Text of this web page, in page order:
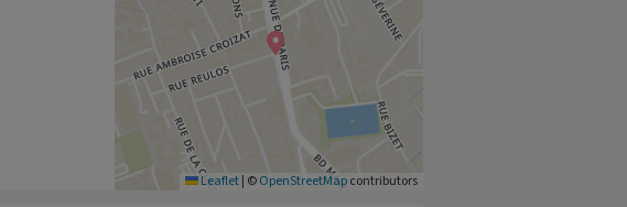
Leaflet| ©OpenStreetMapcontributors